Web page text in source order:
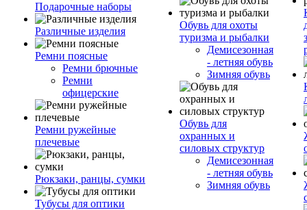
Подарочные наборы
Различные изделия
Ремни поясные
Ремни брючные
Ремни
офицерские
Ремни ружейные
плечевые
Рюкзаки, ранцы, сумки
Тубусы для оптики
Обувь для охоты
туризма и рыбалки
Демисезонная
- летняя обувь
Зимняя обувь
Обувь для
охранных и
силовых структур
Демисезонная
- летняя обувь
Зимняя обувь